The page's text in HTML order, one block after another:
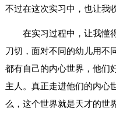
不过在这次实习中，也让我
在实习过程中，让我懂
刀切，面对不同的幼儿用不
都有自己的内心世界，他们
主人。真正走进他们的内心
么，这个世界就是天才的世界